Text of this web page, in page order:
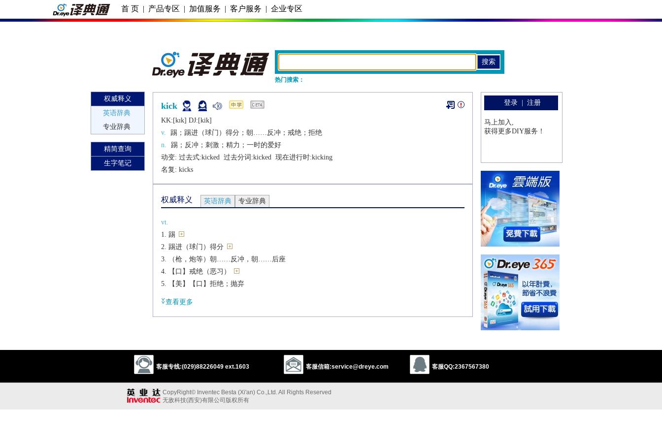
首 页 | 产品专区 | 加值服务 | 客户服务 | 企业专区
热门搜索：
权威释义
英语辞典
专业辞典
精简查询
生字笔记
kick
KK:[kɪk] DJ:[kik]
v.
踢；踢进（球门）得分；朝……反冲；戒绝；拒绝
n.
踢；反冲；刺激；精力；一时的爱好
动变: 过去式:kicked 过去分词:kicked 现在进行时:kicking
名复: kicks
权威释义 英语辞典 专业辞典
vt.
踢
踢进（球门）得分
（枪，炮等）朝……反冲，朝……后座
【口】戒绝（恶习）
【美】【口】拒绝；抛弃
反冲，后座力[U]
【俚】刺激，快感，兴奋[C]
【口】精力，力气，（酒等的）劲[S]
查看更多
客服专线:(029)88226049 ext.1603 客服信箱:service@dreye.com 客服QQ:2367567380
CopyRight© Inventec Besta (Xi'an) Co.,Ltd. All Rights Reserved
无敌科技(西安)有限公司版权所有